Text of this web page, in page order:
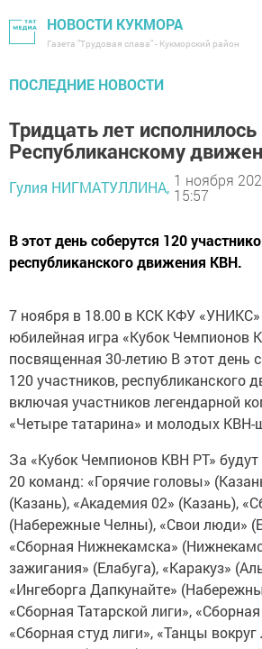
НОВОСТИ КУКМОРА
Газета "Трудовая слава" - Кукморский район
ПОСЛЕДНИЕ НОВОСТИ
Тридцать лет исполнилось
Республиканскому
Гулия НИГМАТУЛЛИНА, 1 ноября
15:57
В этот день соберутся 120
республиканского движения КВН.
7 ноября в 18.00 в КСК КФУ «УНИКС»
юбилейная игра «Кубок Чемпионов
посвященная 30-летию В этот день
120 участников, республиканского
включая участников легендарной
«Четыре татарина» и молодых КВН-
За «Кубок Чемпионов КВН РТ» будут
20 команд: «Горячие головы»
(Казань), «Академия 02» (Казань),
(Набережные Челны), «Свои люди»
«Сборная Нижнекамска»
зажигания» (Елабуга), «Каракуз»
«Ингеборга Дапкунайте»
«Сборная Татарской лиги»,
«Сборная студ лиги», «Танцы